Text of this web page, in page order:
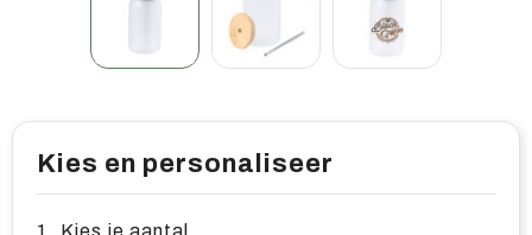
Kies en personaliseer
1. Kies je aantal